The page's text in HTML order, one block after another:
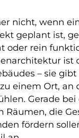
nicht, wenn
geplant ist,
oder rein
ist
– sie
einem Ort, an
Gerade bei
Räumen, die
fördern